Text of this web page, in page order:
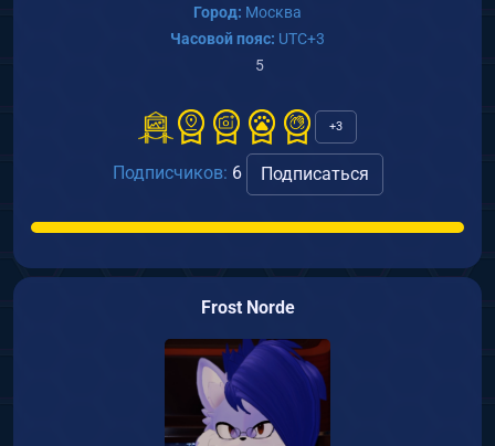
Город: Москва
Часовой пояс: UTC+3
5
+3
Подписчиков: 6 Подписаться
Frost Norde